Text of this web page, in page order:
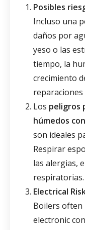
Posibles
Incluso una
daños por
yeso o las
tiempo, la
crecimiento
Los peligros
húmedos
son ideales
Respirar
las alergias,
respiratorias.
Electrical
Boilers often
electronic